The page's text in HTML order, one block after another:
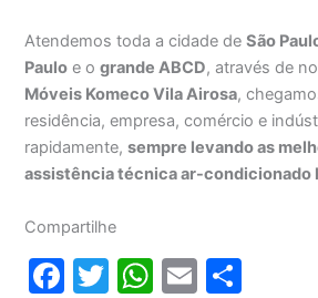
Atendemos toda a cidade deSão
Paulo e ogrande ABCD, através de
Móveis Komeco Vila Airosa,
residência, empresa, comércio e
rapidamente,sempre levando as
assistência técnica ar-condicionado
Compartilhe
F
T
W E